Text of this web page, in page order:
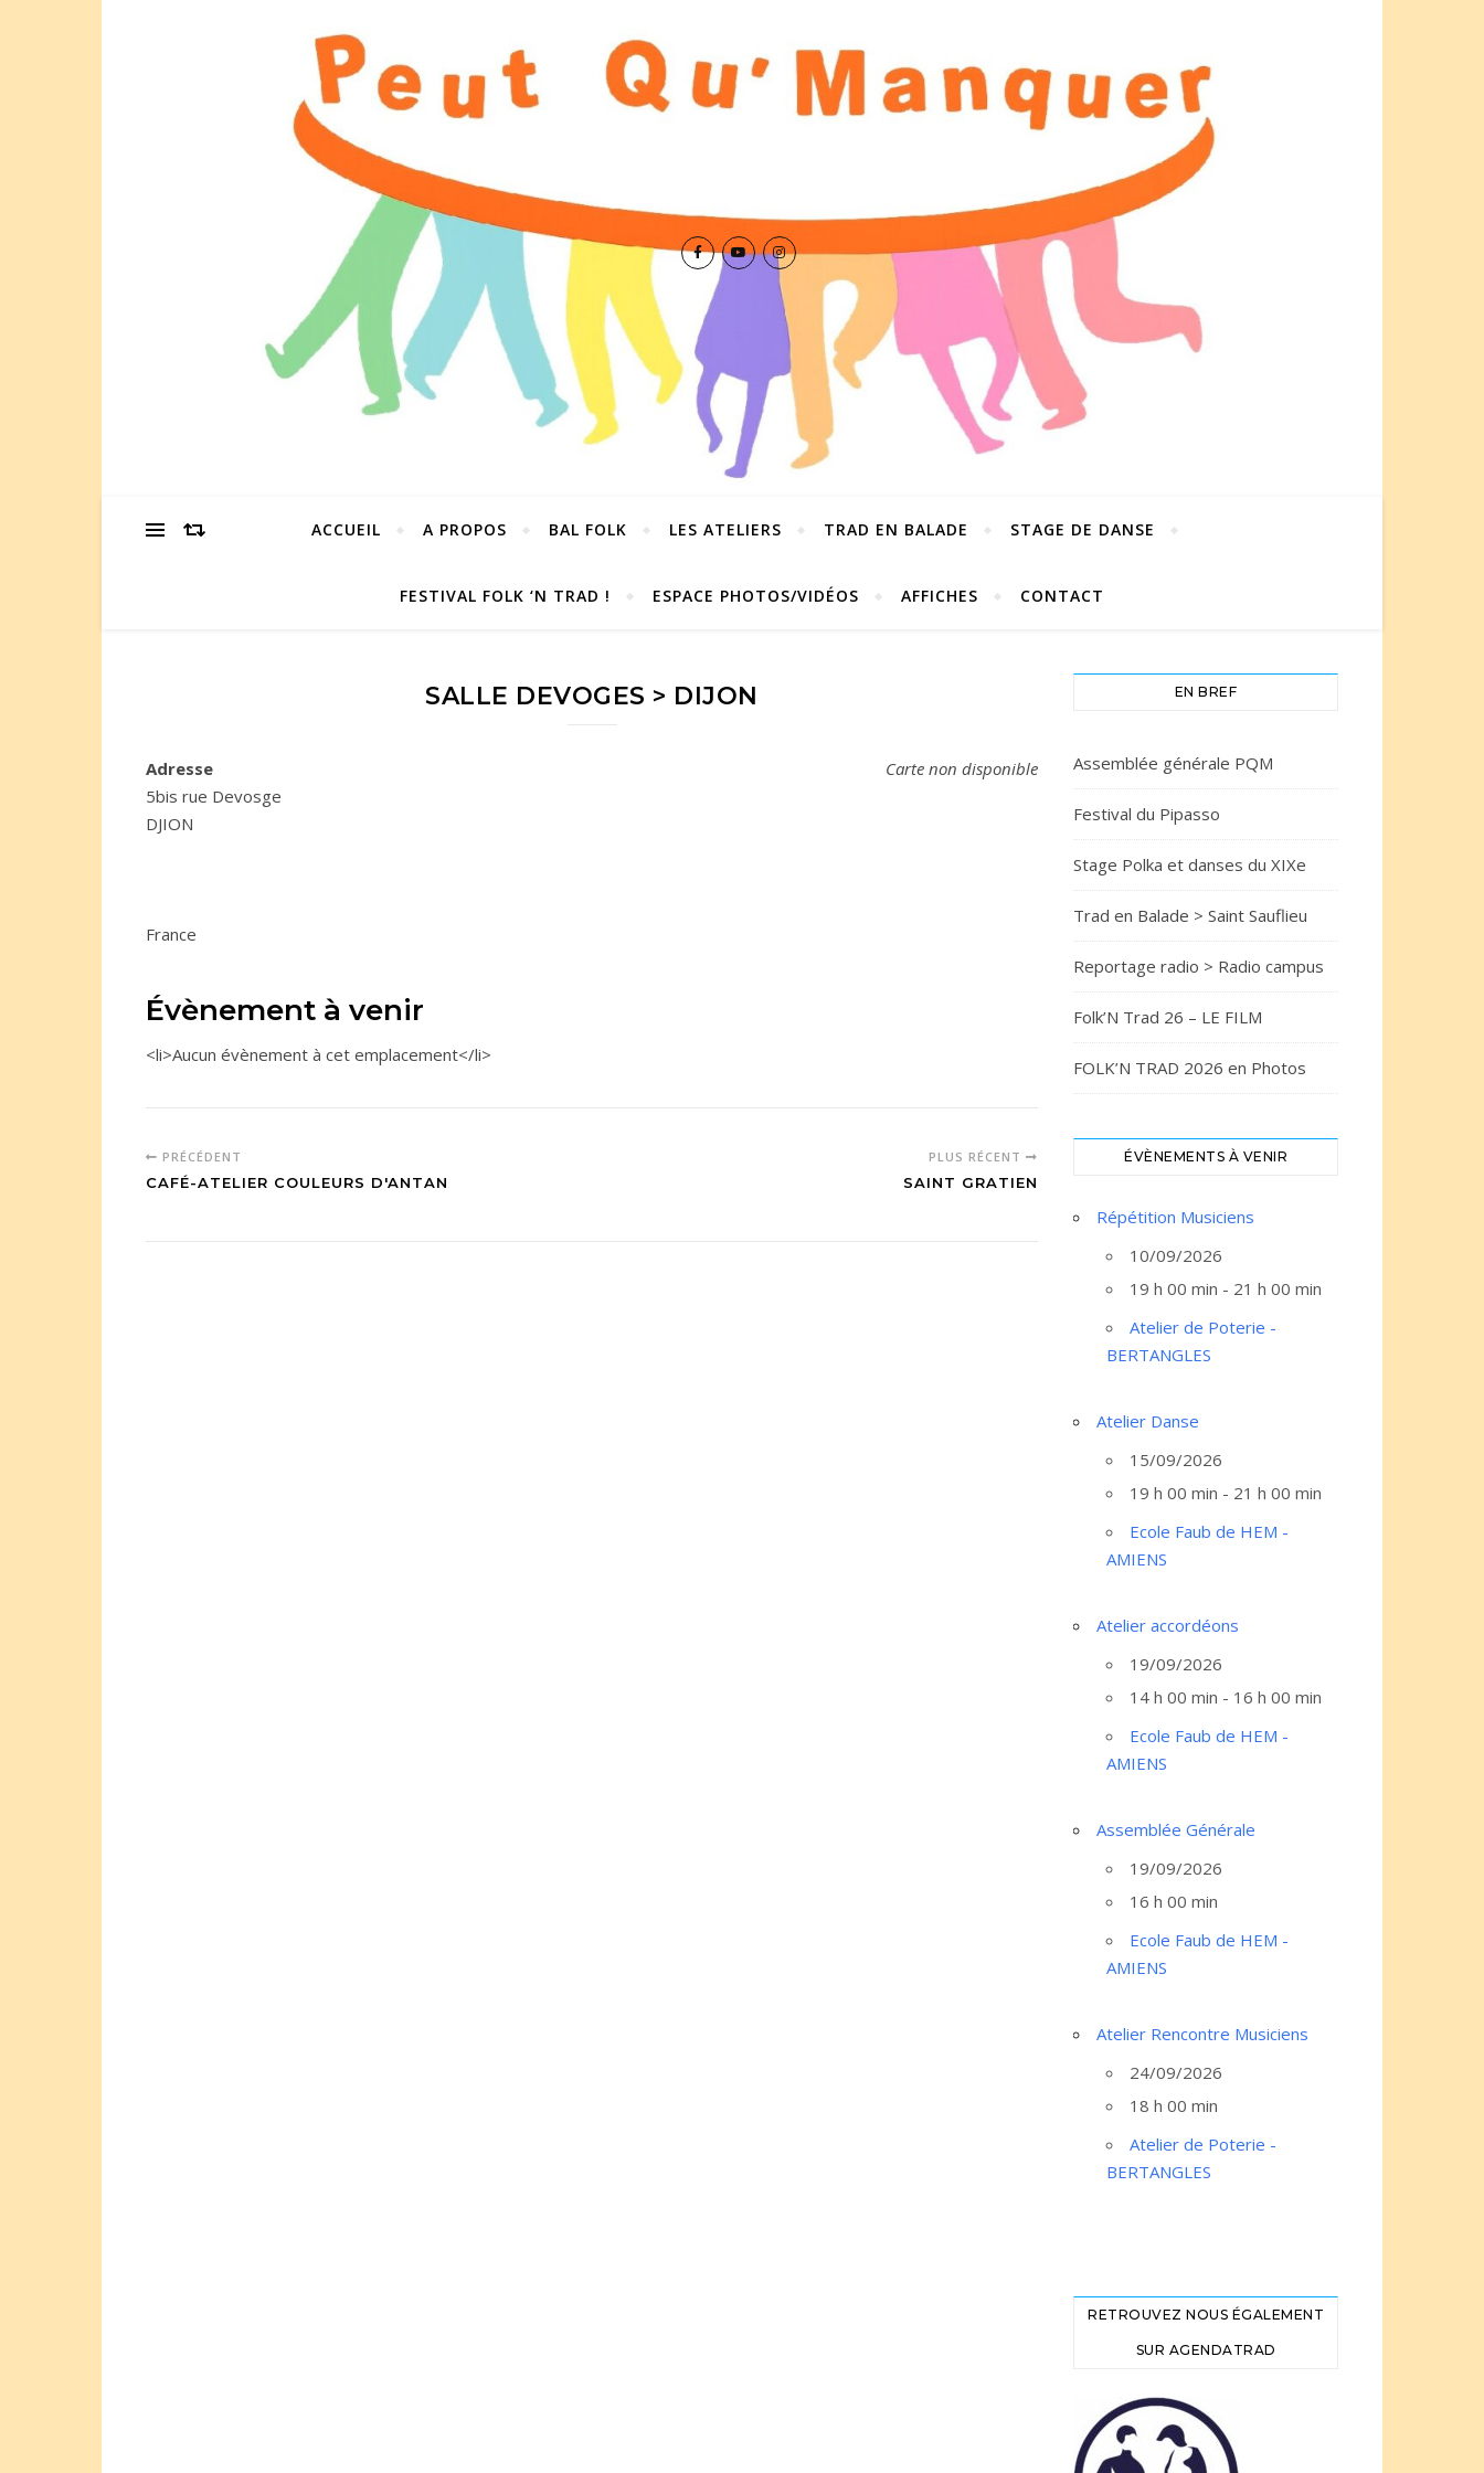
ACCUEIL A PROPOS BAL FOLK LES ATELIERS TRAD EN BALADE STAGE DE DANSE
FESTIVAL FOLK ‘N TRAD ! ESPACE PHOTOS/VIDÉOS AFFICHES CONTACT
SALLE DEVOGES > DIJON
Carte non disponible
Adresse
5bis rue Devosge
DJION
France
Évènement à venir
<li>Aucun évènement à cet emplacement</li>
PRÉCÉDENT
CAFÉ-ATELIER COULEURS D'ANTAN
PLUS RÉCENT
SAINT GRATIEN
EN BREF
Assemblée générale PQM
Festival du Pipasso
Stage Polka et danses du XIXe
Trad en Balade > Saint Sauflieu
Reportage radio > Radio campus
Folk’N Trad 26 – LE FILM
FOLK’N TRAD 2026 en Photos
ÉVÈNEMENTS À VENIR
Répétition Musiciens
10/09/2026
19 h 00 min - 21 h 00 min
Atelier de Poterie -
BERTANGLES
Atelier Danse
15/09/2026
19 h 00 min - 21 h 00 min
Ecole Faub de HEM -
AMIENS
Atelier accordéons
19/09/2026
14 h 00 min - 16 h 00 min
Ecole Faub de HEM -
AMIENS
Assemblée Générale
19/09/2026
16 h 00 min
Ecole Faub de HEM -
AMIENS
Atelier Rencontre Musiciens
24/09/2026
18 h 00 min
Atelier de Poterie -
BERTANGLES
RETROUVEZ NOUS ÉGALEMENT
SUR AGENDATRAD